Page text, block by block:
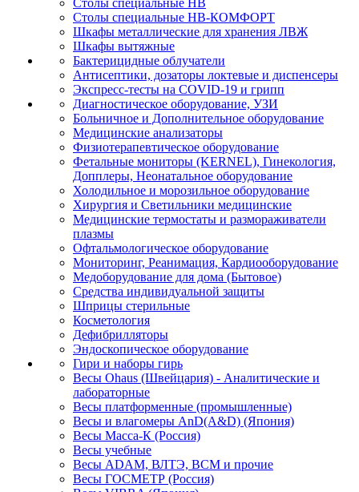
Столы специальные НВ
Столы специальные НВ-КОМФОРТ
Шкафы металлические для хранения ЛВЖ
Шкафы вытяжные
Бактерицидные облучатели
Антисептики, дозаторы локтевые и диспенсеры
Экспресс-тесты на COVID-19 и грипп
Диагностическое оборудование, УЗИ
Больничное и Дополнительное оборудование
Медицинские анализаторы
Физиотерапевтическое оборудование
Фетальные мониторы (KERNEL), Гинекология,
Допплеры, Неонатальное оборудование
Холодильное и морозильное оборудование
Хирургия и Светильники медицинские
Медицинские термостаты и размораживатели
плазмы
Офтальмологическое оборудование
Мониторинг, Реанимация, Кардиооборудование
Медоборудование для дома (Бытовое)
Средства индивидуальной защиты
Шприцы стерильные
Косметология
Дефибрилляторы
Эндоскопическое оборудование
Гири и наборы гирь
Весы Ohaus (Швейцария) - Аналитические и
лабораторные
Весы платформенные (промышленные)
Весы и влагомеры AnD(A&D) (Япония)
Весы Масса-К (Россия)
Весы учебные
Весы ADAM, ВЛТЭ, BCM и прочие
Весы ГОСМЕТР (Россия)